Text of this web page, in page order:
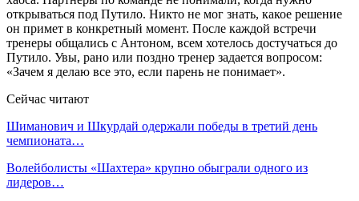
открываться под Путило. Никто не мог знать, какое решение
он примет в конкретный момент. После каждой встречи
тренеры общались с Антоном, всем хотелось достучаться до
Путило. Увы, рано или поздно тренер задается вопросом:
«Зачем я делаю все это, если парень не понимает».
Сейчас читают
Шиманович и Шкурдай одержали победы в третий день
чемпионата…
Волейболисты «Шахтера» крупно обыграли одного из
лидеров…